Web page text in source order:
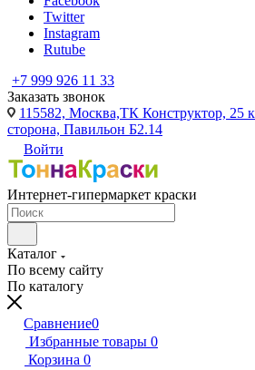
Twitter
Instagram
Rutube
+7 999 926 11 33
Заказать звонок
115582, Москва,ТК Конструктор,
сторона, Павильон Б2.14
Войти
Интернет-гипермаркет краски
Каталог
По всему сайту
По каталогу
Сравнение0
Избранные товары 0
Корзина 0